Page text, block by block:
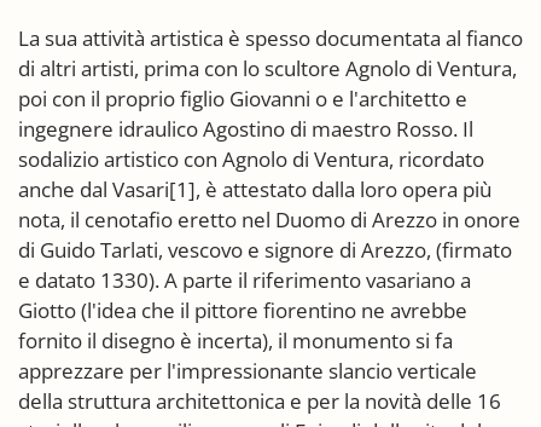
La sua attività artistica è spesso documentata al fianco
di altri artisti, prima con lo scultore Agnolo di Ventura,
poi con il proprio figlio Giovanni o e l'architetto e
ingegnere idraulico Agostino di maestro Rosso. Il
sodalizio artistico con Agnolo di Ventura, ricordato
anche dal Vasari[1], è attestato dalla loro opera più
nota, il cenotafio eretto nel Duomo di Arezzo in onore
di Guido Tarlati, vescovo e signore di Arezzo, (firmato
e datato 1330). A parte il riferimento vasariano a
Giotto (l'idea che il pittore fiorentino ne avrebbe
fornito il disegno è incerta), il monumento si fa
apprezzare per l'impressionante slancio verticale
della struttura architettonica e per la novità delle 16